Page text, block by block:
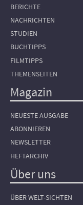
BERICHTE
NACHRICHTEN
STUDIEN
BUCHTIPPS
FILMTIPPS
THEMENSEITEN
Magazin
NEUESTE AUSGABE
ABONNIEREN
NEWSLETTER
HEFTARCHIV
Über uns
ÜBER WELT-SICHTEN